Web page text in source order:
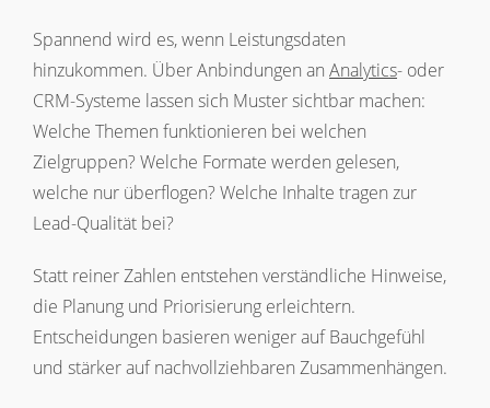
Spannend wird es, wenn Leistungsdaten
hinzukommen. Über Anbindungen an Analytics- oder
CRM-Systeme lassen sich Muster sichtbar machen:
Welche Themen funktionieren bei welchen
Zielgruppen? Welche Formate werden gelesen,
welche nur überflogen? Welche Inhalte tragen zur
Lead-Qualität bei?
Statt reiner Zahlen entstehen verständliche Hinweise,
die Planung und Priorisierung erleichtern.
Entscheidungen basieren weniger auf Bauchgefühl
und stärker auf nachvollziehbaren Zusammenhängen.